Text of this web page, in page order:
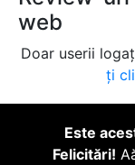
web
Doar userii
ți
Este
Felicitări!